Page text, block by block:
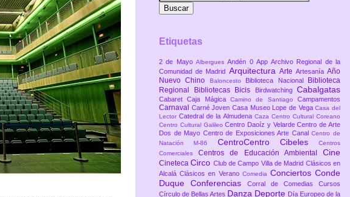
Etiquetas
2 de Mayo AlberguesAndén 0 AppArchivo Regional de la
Comunidad de Madrid Arquitectura Arte ArtesaníaAño
Nuevo Chino
Baloncesto Biblioteca Nacional
Biblioteca
Regional
Bibliotecas Bicis Birdwatching Cabalgatas
CabaretCaja MágicaCamino de SantiagoCampamentos
Carnaval Carné JovenCasa Museo Lope de VegaCasa del
LectorCatedral de la Almudena Caza Centro Cultural Coreano
Centro Cultural GalileoCentro Daoíz y VelardeCentro de Arte
Dos de Mayo Centro de Exposiciones Arte CanalCentro de
Natación M-86 CentroCentro Cibeles
Centros
ComercialesCentros de Educación AmbientalCine
CinetecaCirco Club de Campo Villa de Madrid Clásicos en
AlcaláClásicos en Verano Comedia ConciertosConde
Duque Conferencias Corral de Comedias Cursos
Círculo de Bellas Artes Danza Deporte Día Europeo de la